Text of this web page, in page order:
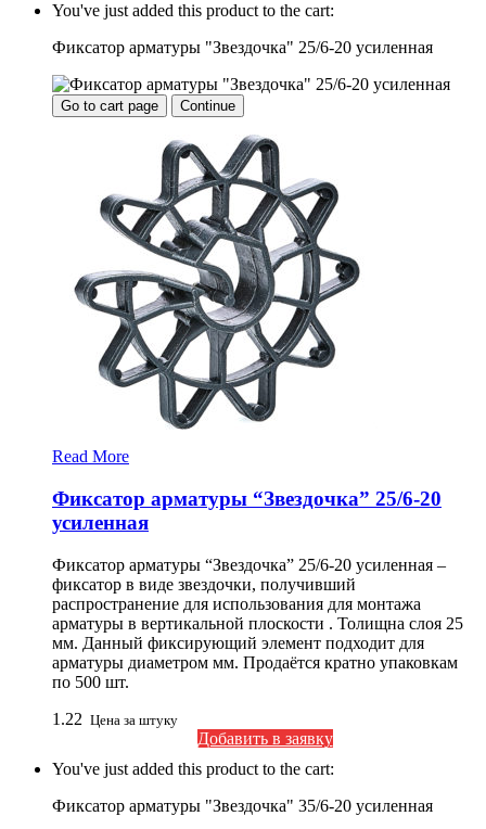
You've just added this product to the cart:
Фиксатор арматуры "Звездочка" 25/6-20 усиленная
Go to cart page Continue
Read More
Фиксатор арматуры “Звездочка” 25/6-20
усиленная
Фиксатор арматуры “Звездочка” 25/6-20 усиленная –
фиксатор в виде звездочки, получивший
распространение для использования для монтажа
арматуры в вертикальной плоскости . Толищна слоя 25
мм. Данный фиксирующий элемент подходит для
арматуры диаметром мм. Продаётся кратно упаковкам
по 500 шт.
1.22 Цена за штуку
Добавить в заявку
You've just added this product to the cart:
Фиксатор арматуры "Звездочка" 35/6-20 усиленная